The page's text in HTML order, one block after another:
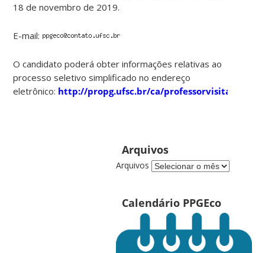
18 de novembro de 2019.
E-mail:
O candidato poderá obter informações relativas ao
processo seletivo simplificado no endereço
eletrônico: http://propg.ufsc.br/ca/professorvisitante/
Arquivos
Arquivos
Calendário PPGEco